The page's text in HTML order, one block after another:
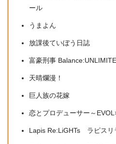
ール
うまよん
放課後ていぼう日誌
富豪刑事
天晴爛漫！
巨人族の花嫁
恋とプロデューサー～
Lapis Re:LiGHTs ラピスリ